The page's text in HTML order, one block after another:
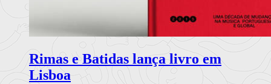
Rimas e Batidas lança livro em
Lisboa